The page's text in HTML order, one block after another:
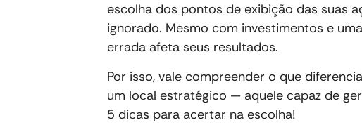
escolha dos pontos de exibição das suas
ignorado. Mesmo com investimentos e
errada afeta seus resultados.
Por isso, vale compreender o que
um local estratégico — aquele capaz de
5 dicas para acertar na escolha!